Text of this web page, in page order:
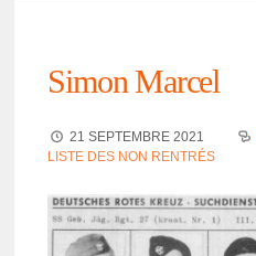
Simon Marcel
21 SEPTEMBRE 2021
LISTE DES NON RENTRÉS